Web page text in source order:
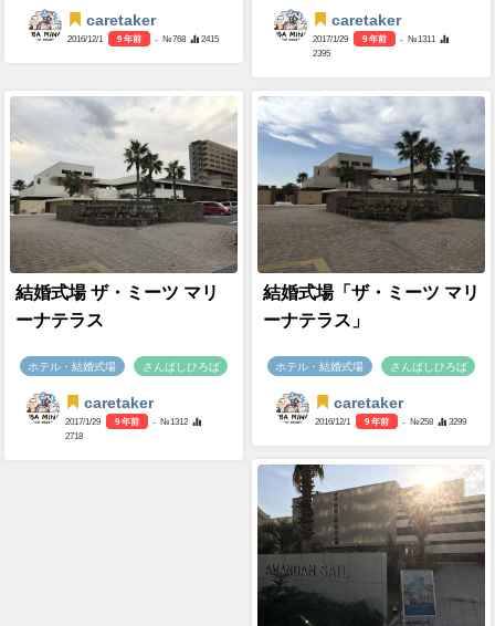
caretaker
2016/12/1 9 年前 - №768 2415
caretaker
2017/1/29 9 年前
- №1311
2395
結婚式場 ザ・ミーツ マリ
ーナテラス
ホテル・結婚式場 さんばしひろば
caretaker
2017/1/29 9 年前
- №1312
2718
結婚式場「ザ・ミーツ マリ
ーナテラス」
ホテル・結婚式場 さんばしひろば
caretaker
2016/12/1 9 年前 - №258 3299